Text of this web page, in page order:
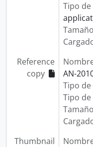
Tipo
Reference
copy
AN-
Tipo
Tipo
Thumbnail